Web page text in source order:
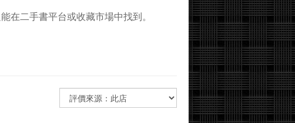
在二手書平台或收藏市場中找到。